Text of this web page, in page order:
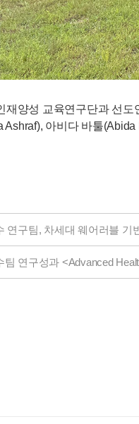
재양성 교육연구단과 선
Ashraf), 아비다 바툴
연구팀, 차세대 웨어러블 기
팀 연구성과 <Advanced